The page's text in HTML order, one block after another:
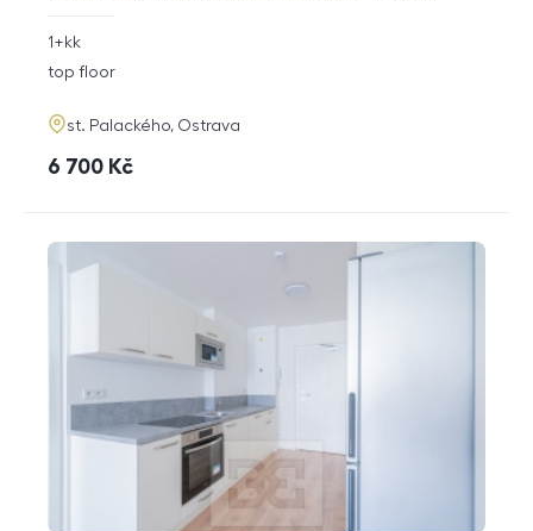
rozměry
disposition
1+kk
funkce
top floor
adresa
st. Palackého, Ostrava
cena
6 700 Kč